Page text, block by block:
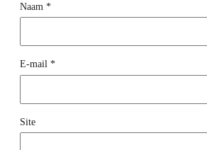
Naam *
E-mail *
Site